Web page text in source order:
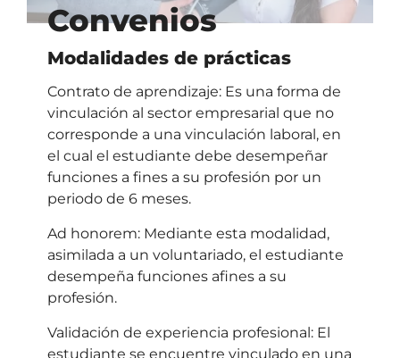
Convenios
Modalidades de prácticas
Contrato de aprendizaje: Es una forma de
vinculación al sector empresarial que no
corresponde a una vinculación laboral, en
el cual el estudiante debe desempeñar
funciones a fines a su profesión por un
periodo de 6 meses.
Ad honorem: Mediante esta modalidad,
asimilada a un voluntariado, el estudiante
desempeña funciones afines a su
profesión.
Validación de experiencia profesional: El
estudiante se encuentre vinculado en una